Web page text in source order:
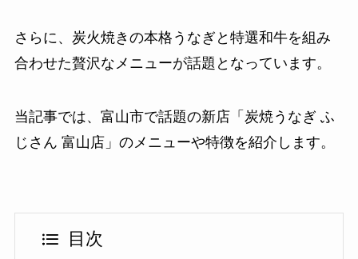
さらに、炭火焼きの本格うなぎと特選和牛を組み
合わせた贅沢なメニューが話題となっています。
当記事では、富山市で話題の新店「炭焼うなぎ ふ
じさん 富山店」のメニューや特徴を紹介します。
目次